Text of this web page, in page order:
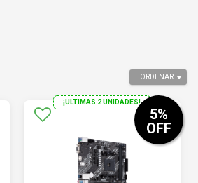
ORDENAR
¡ULTIMAS 2 UNIDADES!
5%
OFF